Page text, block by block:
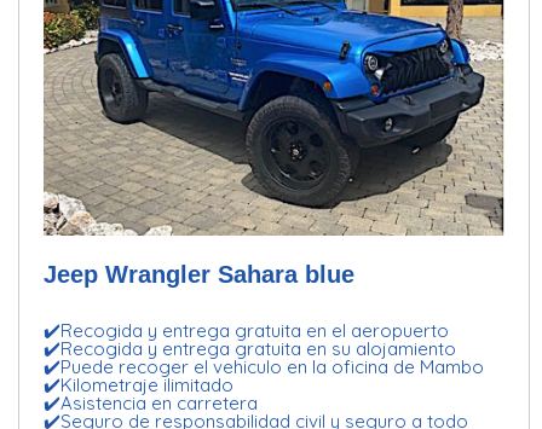
Jeep Wrangler Sahara blue
✔️Recogida y entrega gratuita en el aeropuerto
✔️Recogida y entrega gratuita en su alojamiento
✔️Puede recoger el vehiculo en la oficina de Mambo
✔️Kilometraje ilimitado
✔️Asistencia en carretera
✔️Seguro de responsabilidad civil y seguro a todo